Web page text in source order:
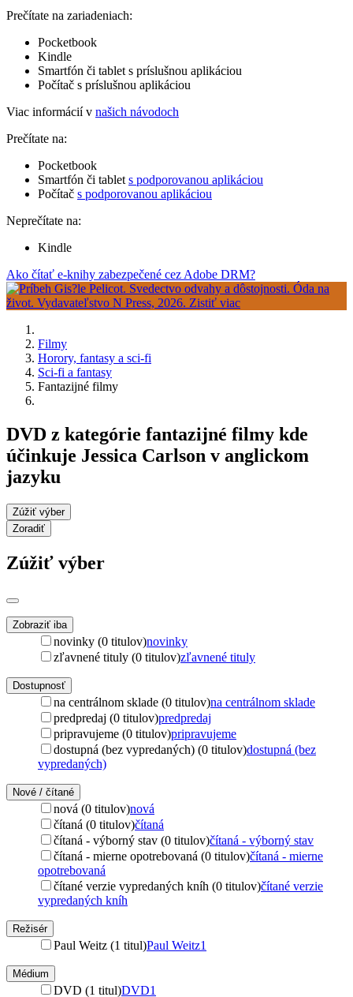
Prečítate na zariadeniach:
Pocketbook
Kindle
Smartfón či tablet s príslušnou aplikáciou
Počítač s príslušnou aplikáciou
Viac informácií v našich návodoch
Prečítate na:
Pocketbook
Smartfón či tablet s podporovanou aplikáciou
Počítač s podporovanou aplikáciou
Neprečítate na:
Kindle
Ako čítať e-knihy zabezpečené cez Adobe DRM?
Filmy
Horory, fantasy a sci-fi
Sci-fi a fantasy
Fantazijné filmy
DVD z kategórie fantazijné filmy kde
účinkuje Jessica Carlson v anglickom
jazyku
Zúžiť výber
Zoradiť
Zúžiť výber
Zobraziť iba
novinky (0 titulov)novinky
zľavnené tituly (0 titulov)zľavnené tituly
Dostupnosť
na centrálnom sklade (0 titulov)na centrálnom sklade
predpredaj (0 titulov)predpredaj
pripravujeme (0 titulov)pripravujeme
dostupná (bez vypredaných) (0 titulov)dostupná (bez
vypredaných)
Nové / čítané
nová (0 titulov)nová
čítaná (0 titulov)čítaná
čítaná - výborný stav (0 titulov)čítaná - výborný stav
čítaná - mierne opotrebovaná (0 titulov)čítaná - mierne
opotrebovaná
čítané verzie vypredaných kníh (0 titulov)čítané verzie
vypredaných kníh
Režisér
Paul Weitz (1 titul)Paul Weitz1
Médium
DVD (1 titul)DVD1